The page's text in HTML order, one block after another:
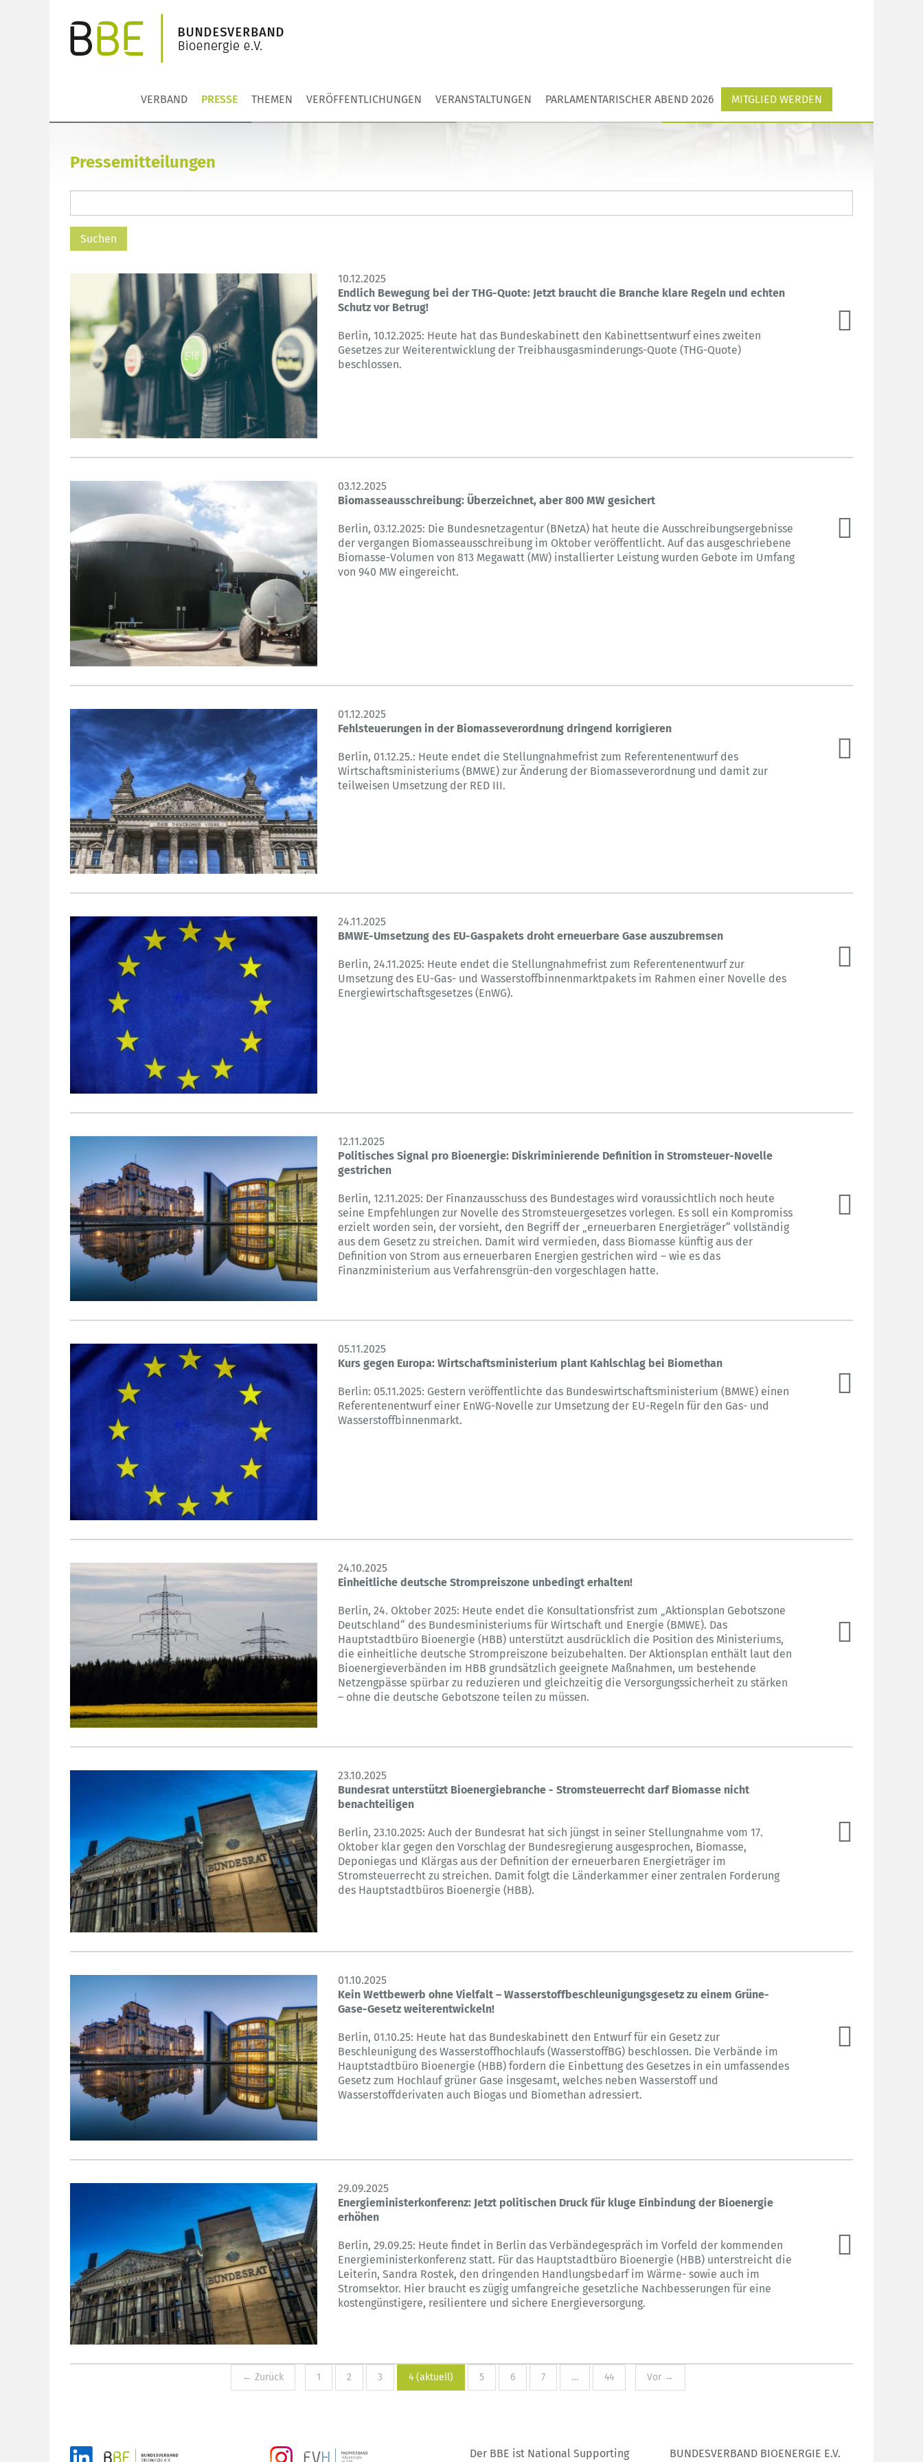
VERBAND PRESSE THEMEN VERÖFFENTLICHUNGEN VERANSTALTUNGEN PARLAMENTARISCHER ABEND 2026 MITGLIED WERDEN
Pressemitteilungen
10.12.2025
Endlich Bewegung bei der THG-Quote: Jetzt braucht die Branche klare Regeln und echten
Schutz vor Betrug!
Berlin, 10.12.2025: Heute hat das Bundeskabinett den Kabinettsentwurf eines zweiten
Gesetzes zur Weiterentwicklung der Treibhausgasminderungs-Quote (THG-Quote)
beschlossen.
03.12.2025
Biomasseausschreibung: Überzeichnet, aber 800 MW gesichert
Berlin, 03.12.2025: Die Bundesnetzagentur (BNetzA) hat heute die Ausschreibungsergebnisse
der vergangen Biomasseausschreibung im Oktober veröffentlicht. Auf das ausgeschriebene
Biomasse-Volumen von 813 Megawatt (MW) installierter Leistung wurden Gebote im Umfang
von 940 MW eingereicht.
01.12.2025
Fehlsteuerungen in der Biomasseverordnung dringend korrigieren
Berlin, 01.12.25.: Heute endet die Stellungnahmefrist zum Referentenentwurf des
Wirtschaftsministeriums (BMWE) zur Änderung der Biomasseverordnung und damit zur
teilweisen Umsetzung der RED III.
24.11.2025
BMWE-Umsetzung des EU-Gaspakets droht erneuerbare Gase auszubremsen
Berlin, 24.11.2025: Heute endet die Stellungnahmefrist zum Referentenentwurf zur
Umsetzung des EU-Gas- und Wasserstoffbinnenmarktpakets im Rahmen einer Novelle des
Energiewirtschaftsgesetzes (EnWG).
12.11.2025
Politisches Signal pro Bioenergie: Diskriminierende Definition in Stromsteuer-Novelle
gestrichen
Berlin, 12.11.2025: Der Finanzausschuss des Bundestages wird voraussichtlich noch heute
seine Empfehlungen zur Novelle des Stromsteuergesetzes vorlegen. Es soll ein Kompromiss
erzielt worden sein, der vorsieht, den Begriff der „erneuerbaren Energieträger“ vollständig
aus dem Gesetz zu streichen. Damit wird vermieden, dass Biomasse künftig aus der
Definition von Strom aus erneuerbaren Energien gestrichen wird – wie es das
Finanzministerium aus Verfahrensgrün-den vorgeschlagen hatte.
05.11.2025
Kurs gegen Europa: Wirtschaftsministerium plant Kahlschlag bei Biomethan
Berlin: 05.11.2025: Gestern veröffentlichte das Bundeswirtschaftsministerium (BMWE) einen
Referentenentwurf einer EnWG-Novelle zur Umsetzung der EU-Regeln für den Gas- und
Wasserstoffbinnenmarkt.
24.10.2025
Einheitliche deutsche Strompreiszone unbedingt erhalten!
Berlin, 24. Oktober 2025: Heute endet die Konsultationsfrist zum „Aktionsplan Gebotszone
Deutschland“ des Bundesministeriums für Wirtschaft und Energie (BMWE). Das
Hauptstadtbüro Bioenergie (HBB) unterstützt ausdrücklich die Position des Ministeriums,
die einheitliche deutsche Strompreiszone beizubehalten. Der Aktionsplan enthält laut den
Bioenergieverbänden im HBB grundsätzlich geeignete Maßnahmen, um bestehende
Netzengpässe spürbar zu reduzieren und gleichzeitig die Versorgungssicherheit zu stärken
– ohne die deutsche Gebotszone teilen zu müssen.
23.10.2025
Bundesrat unterstützt Bioenergiebranche - Stromsteuerrecht darf Biomasse nicht
benachteiligen
Berlin, 23.10.2025: Auch der Bundesrat hat sich jüngst in seiner Stellungnahme vom 17.
Oktober klar gegen den Vorschlag der Bundesregierung ausgesprochen, Biomasse,
Deponiegas und Klärgas aus der Definition der erneuerbaren Energieträger im
Stromsteuerrecht zu streichen. Damit folgt die Länderkammer einer zentralen Forderung
des Hauptstadtbüros Bioenergie (HBB).
01.10.2025
Kein Wettbewerb ohne Vielfalt – Wasserstoffbeschleunigungsgesetz zu einem Grüne-
Gase-Gesetz weiterentwickeln!
Berlin, 01.10.25: Heute hat das Bundeskabinett den Entwurf für ein Gesetz zur
Beschleunigung des Wasserstoffhochlaufs (WasserstoffBG) beschlossen. Die Verbände im
Hauptstadtbüro Bioenergie (HBB) fordern die Einbettung des Gesetzes in ein umfassendes
Gesetz zum Hochlauf grüner Gase insgesamt, welches neben Wasserstoff und
Wasserstoffderivaten auch Biogas und Biomethan adressiert.
29.09.2025
Energieministerkonferenz: Jetzt politischen Druck für kluge Einbindung der Bioenergie
erhöhen
Berlin, 29.09.25: Heute findet in Berlin das Verbändegespräch im Vorfeld der kommenden
Energieministerkonferenz statt. Für das Hauptstadtbüro Bioenergie (HBB) unterstreicht die
Leiterin, Sandra Rostek, den dringenden Handlungsbedarf im Wärme- sowie auch im
Stromsektor. Hier braucht es zügig umfangreiche gesetzliche Nachbesserungen für eine
kostengünstigere, resilientere und sichere Energieversorgung.
← Zurück 1 2 3 4 (aktuell) 5 6 7 … 44 Vor →
Der BBE ist National Supporting
BUNDESVERBAND BIOENERGIE E.V.